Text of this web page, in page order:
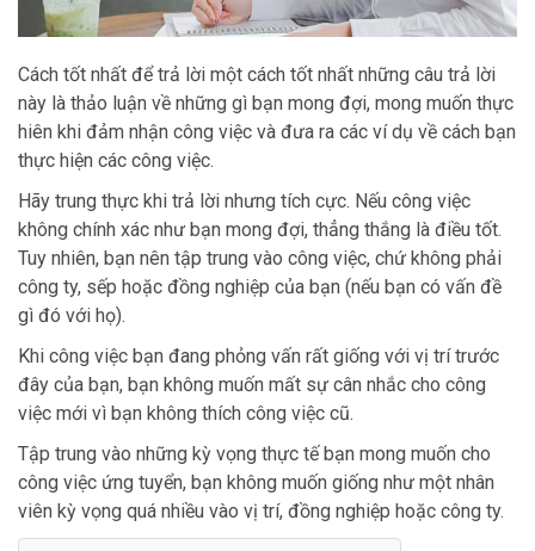
Cách tốt nhất để trả lời một cách tốt nhất những câu trả lời
này là thảo luận về những gì bạn mong đợi, mong muốn thực
hiên khi đảm nhận công việc và đưa ra các ví dụ về cách bạn
thực hiện các công việc.
Hãy trung thực khi trả lời nhưng tích cực. Nếu công việc
không chính xác như bạn mong đợi, thẳng thắng là điều tốt.
Tuy nhiên, bạn nên tập trung vào công việc, chứ không phải
công ty, sếp hoặc đồng nghiệp của bạn (nếu bạn có vấn đề
gì đó với họ).
Khi công việc bạn đang phỏng vấn rất giống với vị trí trước
đây của bạn, bạn không muốn mất sự cân nhắc cho công
việc mới vì bạn không thích công việc cũ.
Tập trung vào những kỳ vọng thực tế bạn mong muốn cho
công việc ứng tuyển, bạn không muốn giống như một nhân
viên kỳ vọng quá nhiều vào vị trí, đồng nghiệp hoặc công ty.